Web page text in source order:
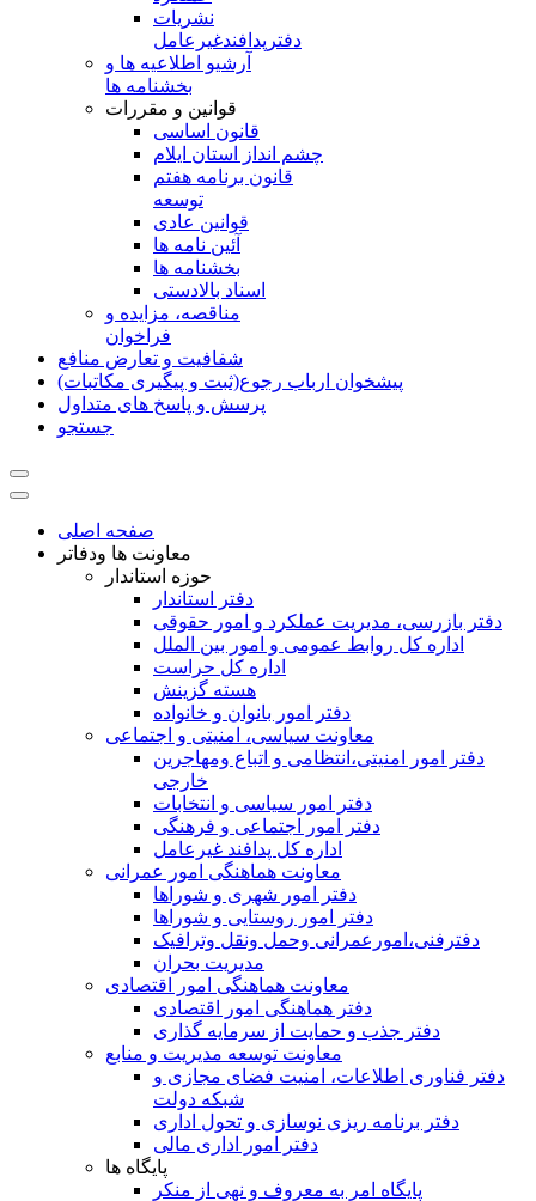
نشريات
دفترپدافندغيرعامل
آرشیو اطلاعیه ها و
بخشنامه ها
قوانین و مقررات
قانون اساسی
چشم انداز استان ایلام
قانون برنامه هفتم
توسعه
قوانین عادی
آئین نامه ها
بخشنامه ها
اسناد بالادستی
مناقصه، مزایده و
فراخوان
شفافیت و تعارض منافع
پیشخوان ارباب رجوع(ثبت و پیگیری مکاتبات)
پرسش و پاسخ های متداول
جستجو
صفحه اصلی
معاونت ها ودفاتر
حوزه استاندار
دفتر استاندار
دفتر بازرسی، مدیریت عملکرد و امور حقوقی
اداره کل روابط عمومی و امور بین الملل
اداره کل حراست
هسته گزینش
دفتر امور بانوان و خانواده
معاونت سیاسی، امنیتی و اجتماعی
دفتر امور امنيتی،انتظامی و اتباع ومهاجرین
خارجی
دفتر امور سیاسی و انتخابات
دفتر امور اجتماعی و فرهنگی
اداره کل پدافند غیرعامل
معاونت هماهنگی امور عمرانی
دفتر امور شهری و شوراها
دفتر امور روستایی و شوراها
دفترفنی،امورعمرانی وحمل ونقل وترافيک
مدیریت بحران
معاونت هماهنگی امور اقتصادی
دفتر هماهنگی امور اقتصادی
دفتر جذب و حمایت از سرمایه گذاری
معاونت توسعه مدیریت و منابع
دفتر فناوری اطلاعات، امنیت فضای مجازی و
شبکه دولت
دفتر برنامه ریزی نوسازی و تحول اداری
دفتر امور اداری مالی
پایگاه ها
پایگاه امر به معروف و نهی از منکر